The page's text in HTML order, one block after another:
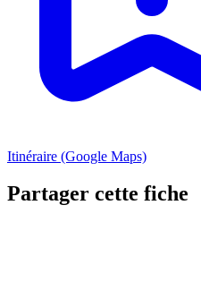
Itinéraire (Google Maps)
Partager cette fiche